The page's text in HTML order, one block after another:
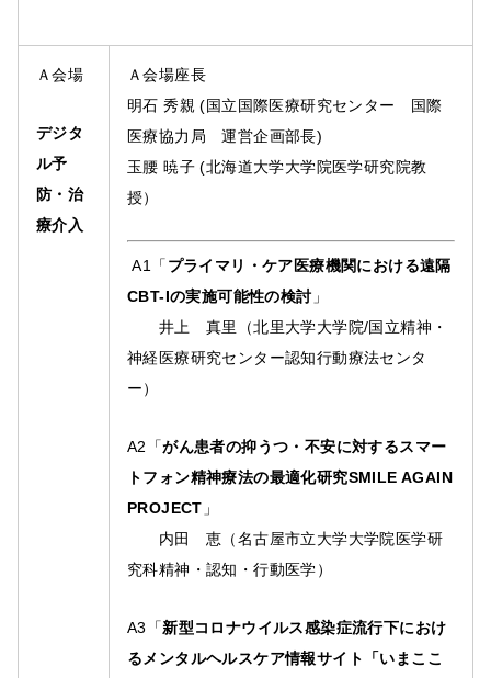
Ａ会場
デジタ
ル予
防・治
療介入
Ａ会場座長
明石 秀親 (国立国際医療研究センター 国際
医療協力局 運営企画部長)
玉腰 暁子 (北海道大学大学院医学研究院教
授）
A1「 プライマリ・ケア医療機関における遠隔
CBT-Iの実施可能性の検討 」
井上 真里（北里大学大学院/国立精神・
神経医療研究センター認知行動療法センタ
ー）
A2「がん患者の抑うつ・不安に対するスマー
トフォン精神療法の最適化研究SMILE AGAIN
PROJECT 」
内田 恵（名古屋市立大学大学院医学研
究科精神・認知・行動医学）
A3「新型コロナウイルス感染症流行下におけ
るメンタルヘルスケア情報サイト「いまここ